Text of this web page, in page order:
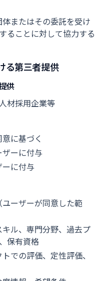
またはその委託を受け
ることに対して協力する
る第三者提供
供
材採用企業等
に基づく
ーに付与
に付与
ーザーが同意した範
ル、専門分野、過去プ
保有資格
での評価、定性評価、